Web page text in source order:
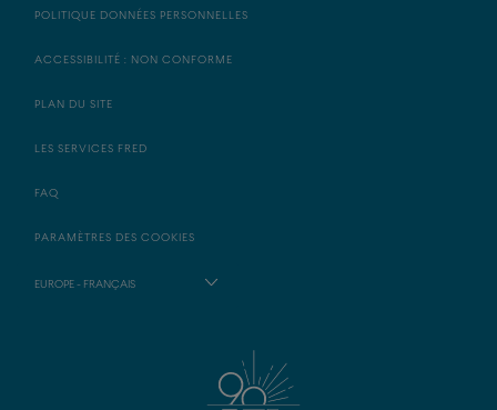
POLITIQUE DONNÉES PERSONNELLES
ACCESSIBILITÉ : NON CONFORME
PLAN DU SITE
LES SERVICES FRED
FAQ
PARAMÈTRES DES COOKIES
EUROPE - FRANÇAIS